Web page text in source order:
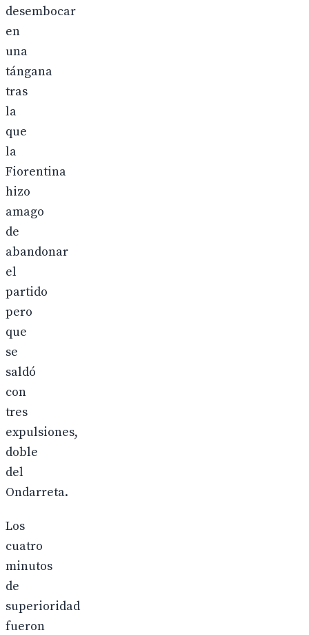
desembocar
en
una
tángana
tras
la
que
la
Fiorentina
hizo
amago
de
abandonar
el
partido
pero
que
se
saldó
con
tres
expulsiones,
doble
del
Ondarreta.
Los
cuatro
minutos
de
superioridad
fueron